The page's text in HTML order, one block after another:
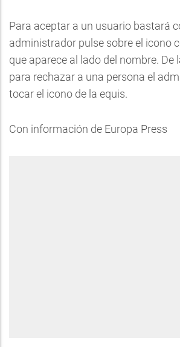
Para aceptar a un usuario bastará
administrador pulse sobre el icono
que aparece al lado del nombre.
para rechazar a una persona el
tocar el icono de la equis.
Con información de Europa Press